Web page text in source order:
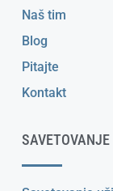
Naš tim
Blog
Pitajte
Kontakt
SAVETOVANJE